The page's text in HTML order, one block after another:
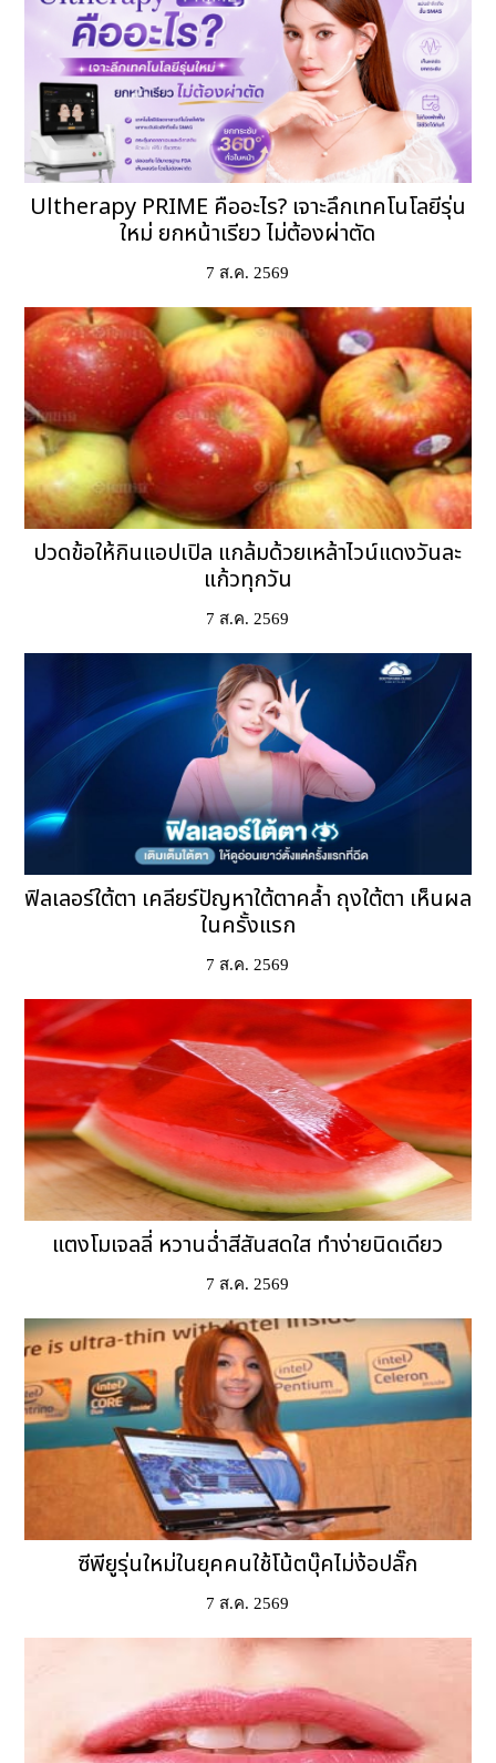
Ultherapy PRIME คืออะไร? เจาะลึกเทคโนโลยีรุ่น
ใหม่ ยกหน้าเรียว ไม่ต้องผ่าตัด
7 ส.ค. 2569
ปวดข้อให้กินแอปเปิล แกล้มด้วยเหล้าไวน์แดงวันละ
แก้วทุกวัน
7 ส.ค. 2569
ฟิลเลอร์ใต้ตา เคลียร์ปัญหาใต้ตาคล้ำ ถุงใต้ตา เห็นผล
ในครั้งแรก
7 ส.ค. 2569
แตงโมเจลลี่ หวานฉ่ำสีสันสดใส ทำง่ายนิดเดียว
7 ส.ค. 2569
ซีพียูรุ่นใหม่ในยุคคนใช้โน้ตบุ๊คไม่ง้อปลั๊ก
7 ส.ค. 2569